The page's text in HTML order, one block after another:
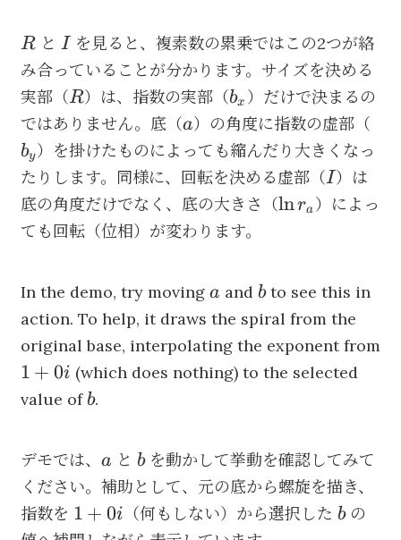
R
Rと I
I を見ると、複素数の累乗ではこの2つが絡
み合っていることが分かります。サイズを決める
実部（R
R）は、指数の実部（b_x
bx ）だけで決まるの
ではありません。底（a
a）の角度に指数の虚部（
by ）を掛けたものによっても縮んだり大きくなっ
たりします。同様に、回転を決める虚部（I
I）は
底の角度だけでなく、底の大きさ（\ln
lnra ）によっ
ても回転（位相）が変わります。
In the demo, try moving a
a and b
bto see this in
action. To help, it draws the spiral from the
original base, interpolating the exponent from
1
+
1 + 0i (which does nothing) to the selected
value of b
b.
デモでは、 a
a と b
bを動かして挙動を確認してみて
ください。補助として、元の底から螺旋を描き、
指数を 1
1 + 0i （何もしない）から選択した b
bの